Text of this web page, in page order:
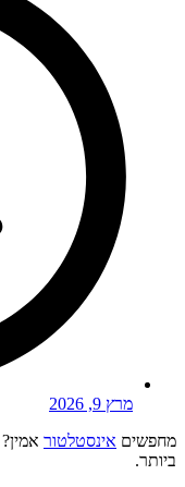
אינסטלטוראמין?